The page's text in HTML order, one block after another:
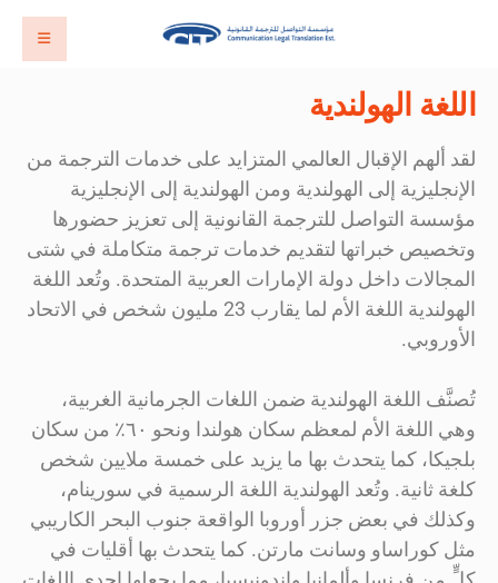
اللغة الهولندية
لقد ألهم الإقبال العالمي المتزايد على خدمات الترجمة من
الإنجليزية إلى الهولندية ومن الهولندية إلى الإنجليزية
مؤسسة التواصل للترجمة القانونية إلى تعزيز حضورها
وتخصيص خبراتها لتقديم خدمات ترجمة متكاملة في شتى
المجالات داخل دولة الإمارات العربية المتحدة. وتُعد اللغة
الهولندية اللغة الأم لما يقارب 23 مليون شخص في الاتحاد
الأوروبي.
تُصنَّف اللغة الهولندية ضمن اللغات الجرمانية الغربية،
وهي اللغة الأم لمعظم سكان هولندا ونحو ٦٠٪ من سكان
بلجيكا، كما يتحدث بها ما يزيد على خمسة ملايين شخص
كلغة ثانية. وتُعد الهولندية اللغة الرسمية في سورينام،
وكذلك في بعض جزر أوروبا الواقعة جنوب البحر الكاريبي
مثل كوراساو وسانت مارتن. كما يتحدث بها أقليات في